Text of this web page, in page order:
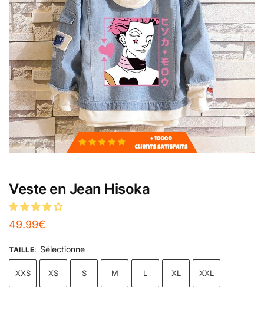
Veste en Jean Hisoka
49.99€
TAILLE: Sélectionne
XXS XS S M L XL XXL